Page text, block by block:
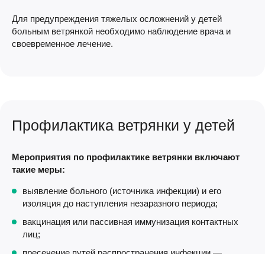
Для предупреждения тяжелых осложнений у детей
больным ветрянкой необходимо наблюдение врача и
своевременное лечение.
Профилактика ветрянки у детей
Мероприятия по профилактике ветрянки включают
такие меры:
выявление больного (источника инфекции) и его
изоляция до наступления незаразного периода;
вакцинация или пассивная иммунизация контактных
лиц;